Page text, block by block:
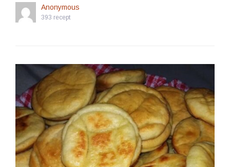
Anonymous
393 recept